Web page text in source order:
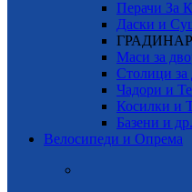
Перачи За
Даски и
Маси за
Столици за
Чадори и
Косилки и
Базени и др.
Велосипеди и Опрема